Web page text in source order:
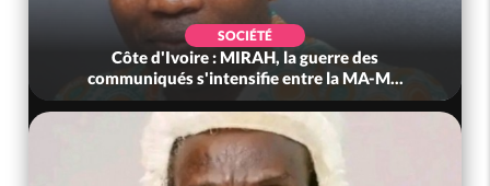
SOCIÉTÉ
Côte d'Ivoire : MIRAH, la guerre des
communiqués s'intensifie entre la MA-M...